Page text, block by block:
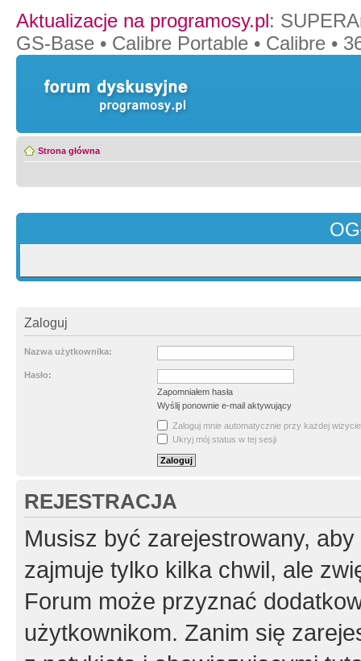
Aktualizacje na programosy.pl:
GS-Base • Calibre Portable • Calibre •
Strona główna
Zaloguj
Nazwa użytkownika:
Hasło:
Zapomniałem hasła
Wyślij ponownie e-mail aktywujący
Zaloguj mnie automatycznie przy każdej wizycie
Ukryj mój status w tej sesji
REJESTRACJA
Musisz być zarejestrowany,
zajmuje tylko kilka chwil, ale
Forum może przyznać
użytkownikom. Zanim się